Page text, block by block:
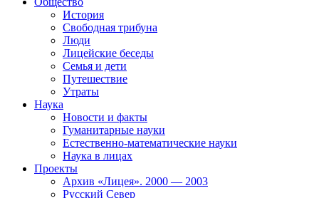
История
Свободная трибуна
Люди
Лицейские беседы
Семья и дети
Путешествие
Утраты
Наука
Новости и факты
Гуманитарные науки
Естественно-математические науки
Наука в лицах
Проекты
Архив «Лицея». 2000 — 2003
Русский Север